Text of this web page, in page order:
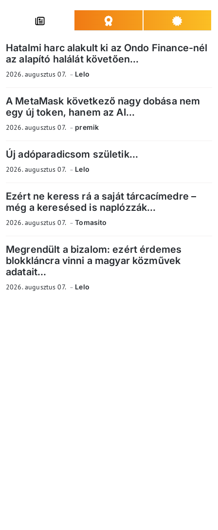
Hatalmi harc alakult ki az Ondo Finance-nél
az alapító halálát követően...
2026. augusztus 07. Lelo
A MetaMask következő nagy dobása nem
egy új token, hanem az AI...
2026. augusztus 07. premik
Új adóparadicsom születik...
2026. augusztus 07. Lelo
Ezért ne keress rá a saját tárcacímedre –
még a keresésed is naplózzák...
2026. augusztus 07. Tomasito
Megrendült a bizalom: ezért érdemes
blokkláncra vinni a magyar közművek
adatait...
2026. augusztus 07. Lelo